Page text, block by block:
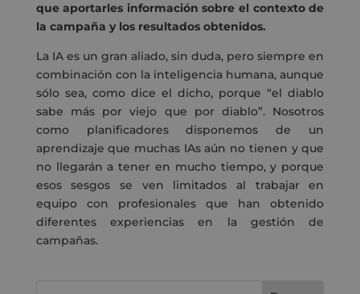
que aportarles información sobre el contexto de
la campaña y los resultados obtenidos.
La IA es un gran aliado, sin duda, pero siempre en
combinación con la inteligencia humana, aunque
sólo sea, como dice el dicho, porque “el diablo
sabe más por viejo que por diablo”. Nosotros
como planificadores disponemos de un
aprendizaje que muchas IAs aún no tienen y que
no llegarán a tener en mucho tiempo, y porque
esos sesgos se ven limitados al trabajar en
equipo con profesionales que han obtenido
diferentes experiencias en la gestión de
campañas.